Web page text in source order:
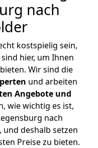
nach
kostspielig sein,
hier, um Ihnen
Wir sind die
und arbeiten
Angebote und
wie wichtig es ist,
nach
und deshalb setzen
Preise zu bieten.